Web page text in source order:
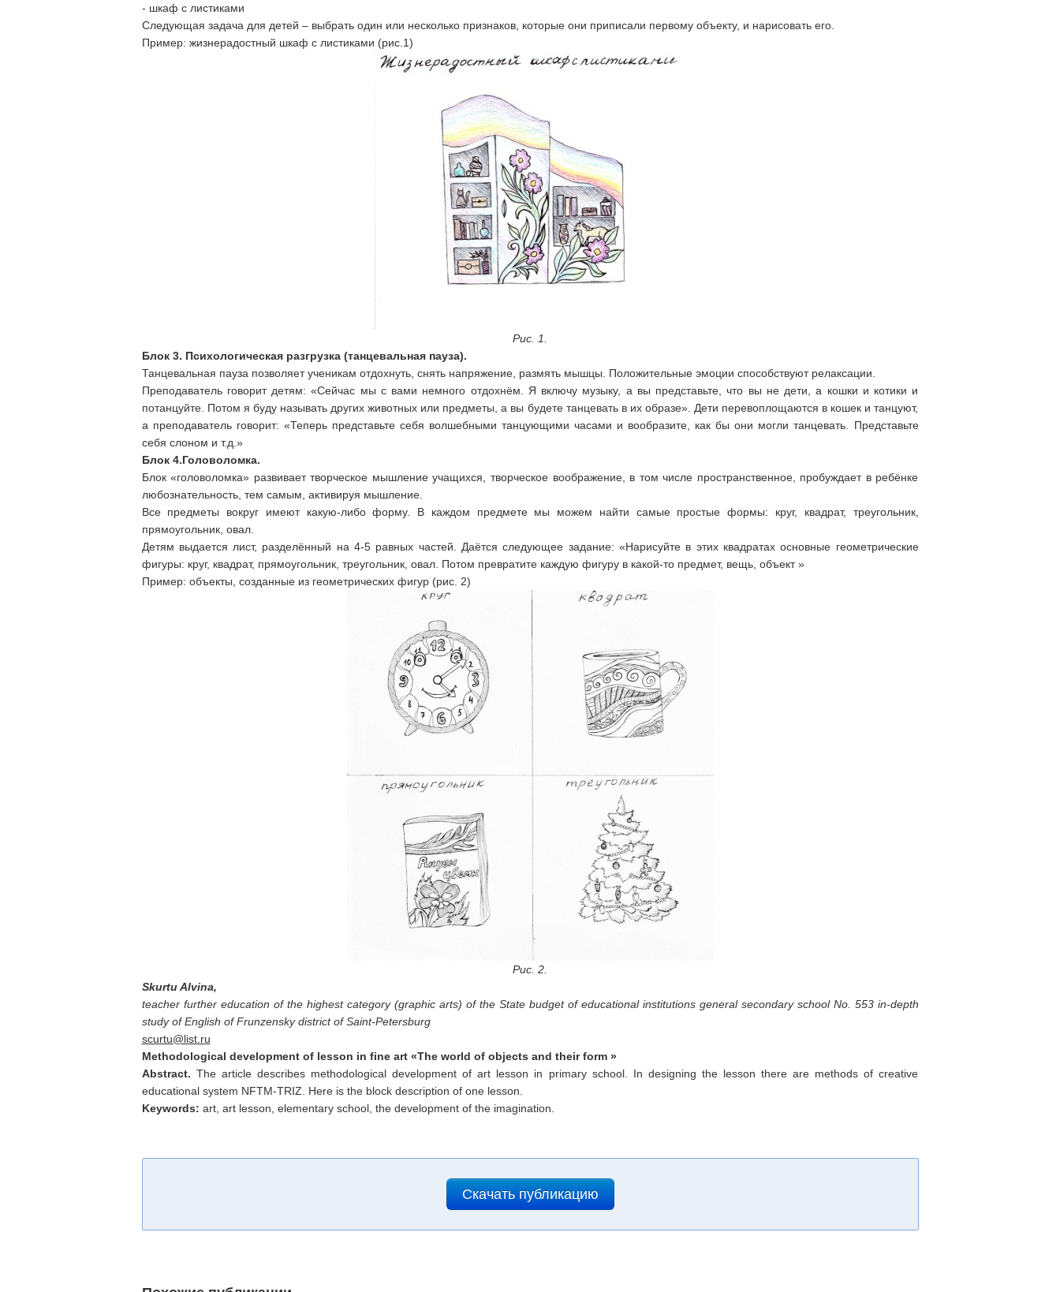
- шкаф с листиками
Следующая задача для детей – выбрать один или несколько признаков, которые они приписали первому объекту, и нарисовать его.
Пример: жизнерадостный шкаф с листиками (рис.1)
Рис. 1.
Блок 3. Психологическая разгрузка (танцевальная пауза).
Танцевальная пауза позволяет ученикам отдохнуть, снять напряжение, размять мышцы. Положительные эмоции способствуют релаксации.
Преподаватель говорит детям: «Сейчас мы с вами немного отдохнём. Я включу музыку, а вы представьте, что вы не дети, а кошки и котики и
потанцуйте. Потом я буду называть других животных или предметы, а вы будете танцевать в их образе». Дети перевоплощаются в кошек и танцуют,
а преподаватель говорит: «Теперь представьте себя волшебными танцующими часами и вообразите, как бы они могли танцевать. Представьте
себя слоном и т.д.»
Блок 4.Головоломка.
Блок «головоломка» развивает творческое мышление учащихся, творческое воображение, в том числе пространственное, пробуждает в ребёнке
любознательность, тем самым, активируя мышление.
Все предметы вокруг имеют какую-либо форму. В каждом предмете мы можем найти самые простые формы: круг, квадрат, треугольник,
прямоугольник, овал.
Детям выдается лист, разделённый на 4-5 равных частей. Даётся следующее задание: «Нарисуйте в этих квадратах основные геометрические
фигуры: круг, квадрат, прямоугольник, треугольник, овал. Потом превратите каждую фигуру в какой-то предмет, вещь, объект »
Пример: объекты, созданные из геометрических фигур (рис. 2)
Рис. 2.
Skurtu Alvina,
teacher further education of the highest category (graphic arts) of the State budget of educational institutions general secondary school No. 553 in-depth
study of English of Frunzensky district of Saint-Petersburg
scurtu@list.ru
Methodological development of lesson in fine art «The world of objects and their form »
Abstract. The article describes methodological development of art lesson in primary school. In designing the lesson there are methods of creative
educational system NFTM-TRIZ. Here is the block description of one lesson.
Keywords: art, art lesson, elementary school, the development of the imagination.
Скачать публикацию